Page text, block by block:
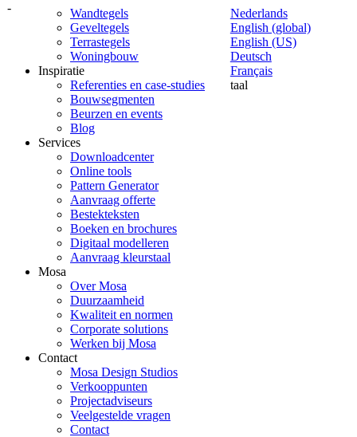
-
Nederlands
English (global)
English (US)
Deutsch
Français
taal
Wandtegels
Geveltegels
Terrastegels
Woningbouw
Inspiratie
Referenties en case-studies
Bouwsegmenten
Beurzen en events
Blog
Services
Downloadcenter
Online tools
Pattern Generator
Aanvraag offerte
Bestekteksten
Boeken en brochures
Digitaal modelleren
Aanvraag kleurstaal
Mosa
Over Mosa
Duurzaamheid
Kwaliteit en normen
Corporate solutions
Werken bij Mosa
Contact
Mosa Design Studios
Verkooppunten
Projectadviseurs
Veelgestelde vragen
Contact